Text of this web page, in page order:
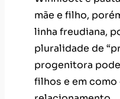
mãe e filho,
linha freudiana,
pluralidade de
progenitora
filhos e em